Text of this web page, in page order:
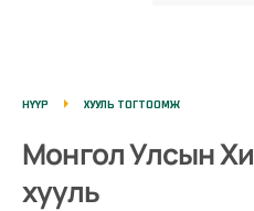
НҮҮР ХУУЛЬ ТОГТООМЖ
Монгол Улсын
хууль